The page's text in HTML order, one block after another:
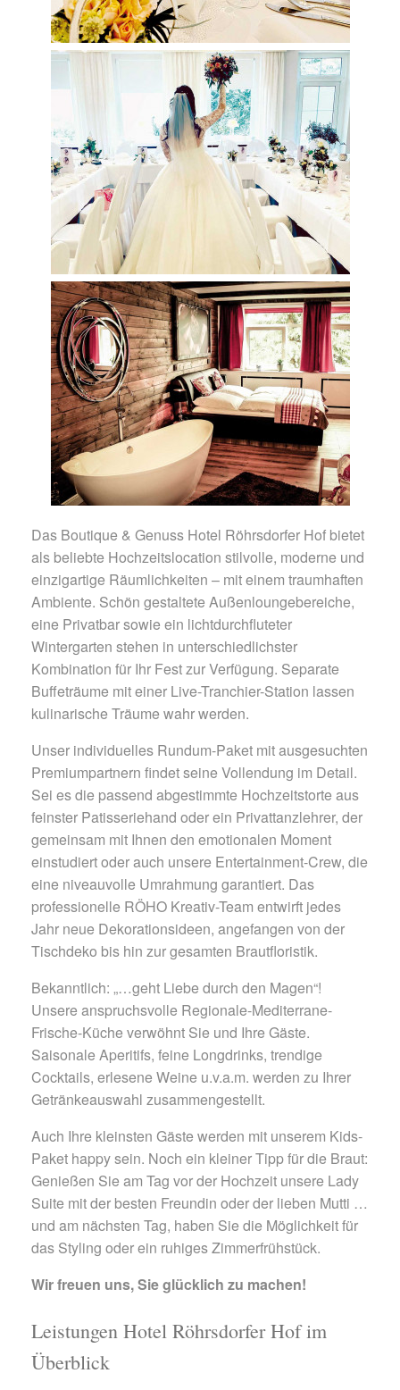
Das Boutique & Genuss Hotel Röhrsdorfer Hof bietet
als beliebte Hochzeitslocation stilvolle, moderne und
einzigartige Räumlichkeiten – mit einem traumhaften
Ambiente. Schön gestaltete Außenloungebereiche,
eine Privatbar sowie ein lichtdurchfluteter
Wintergarten stehen in unterschiedlichster
Kombination für Ihr Fest zur Verfügung. Separate
Buffeträume mit einer Live-Tranchier-Station lassen
kulinarische Träume wahr werden.
Unser individuelles Rundum-Paket mit ausgesuchten
Premiumpartnern findet seine Vollendung im Detail.
Sei es die passend abgestimmte Hochzeitstorte aus
feinster Patisseriehand oder ein Privattanzlehrer, der
gemeinsam mit Ihnen den emotionalen Moment
einstudiert oder auch unsere Entertainment-Crew, die
eine niveauvolle Umrahmung garantiert. Das
professionelle RÖHO Kreativ-Team entwirft jedes
Jahr neue Dekorationsideen, angefangen von der
Tischdeko bis hin zur gesamten Brautfloristik.
Bekanntlich: „…geht Liebe durch den Magen“!
Unsere anspruchsvolle Regionale-Mediterrane-
Frische-Küche verwöhnt Sie und Ihre Gäste.
Saisonale Aperitifs, feine Longdrinks, trendige
Cocktails, erlesene Weine u.v.a.m. werden zu Ihrer
Getränkeauswahl zusammengestellt.
Auch Ihre kleinsten Gäste werden mit unserem Kids-
Paket happy sein. Noch ein kleiner Tipp für die Braut:
Genießen Sie am Tag vor der Hochzeit unsere Lady
Suite mit der besten Freundin oder der lieben Mutti …
und am nächsten Tag, haben Sie die Möglichkeit für
das Styling oder ein ruhiges Zimmerfrühstück.
Wir freuen uns, Sie glücklich zu machen!
Leistungen Hotel Röhrsdorfer Hof im
Überblick